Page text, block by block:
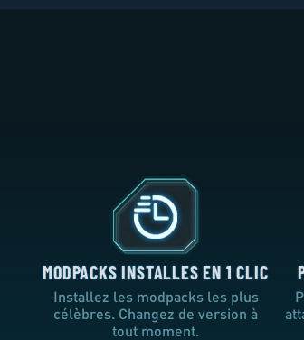
MODPACKS INSTALLES EN 1 CLIC
Installez les modpacks les plus
célèbres. Changez de version à
tout moment.